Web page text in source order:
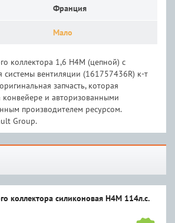
Франция
Мало
коллектора 1,6 Н4М (цепной) с
системы вентиляции (161757436R) к-т
запчасть, которая
конвейере и авторизованными
производителем ресурсом.
Group.
коллектора силиконовая H4M 114л.с.